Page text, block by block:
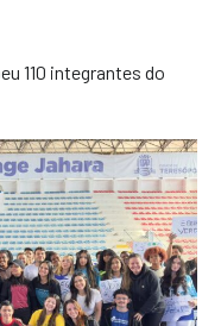
110 integrantes do